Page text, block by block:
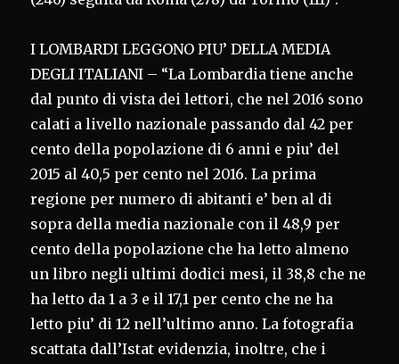
I LOMBARDI LEGGONO PIU’ DELLA MEDIA
DEGLI ITALIANI – “La Lombardia tiene anche
dal punto di vista dei lettori, che nel 2016 sono
calati a livello nazionale passando dal 42 per
cento della popolazione di 6 anni e piu’ del
2015 al 40,5 per cento nel 2016. La prima
regione per numero di abitanti e’ ben al di
sopra della media nazionale con il 48,9 per
cento della popolazione che ha letto almeno
un libro negli ultimi dodici mesi, il 38,8 che ne
ha letto da 1 a 3 e il 17,1 per cento che ne ha
letto piu’ di 12 nell’ultimo anno. La fotografia
scattata dall’Istat evidenzia, inoltre, che i